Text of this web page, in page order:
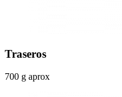
Traseros
700 g aprox